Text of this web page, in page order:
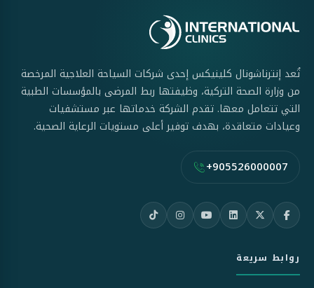
تُعد إنترناشونال كلينيكس إحدى شركات السياحة العلاجية المرخصة
من وزارة الصحة التركية، وظيفتها ربط المرضى بالمؤسسات الطبية
التي تتعامل معها. تقدم الشركة خدماتها عبر مستشفيات
وعيادات متعاقدة، بهدف توفير أعلى مستويات الرعاية الصحية.
+905526000007
روابط سريعة